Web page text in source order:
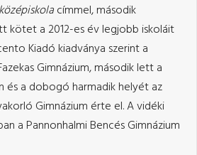
címmel, második
kötet a 2012-es év legjobb iskoláit
Kiadó kiadványa szerint a
Gimnázium, második lett a
és a dobogó harmadik helyét az
Gimnázium érte el. A vidéki
a Pannonhalmi Bencés Gimnázium